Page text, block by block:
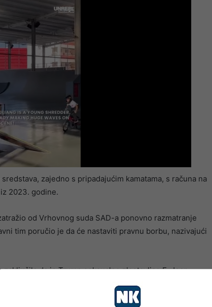
zajedno s pripadajućim kamatama, s računa na
2023. godine.
od Vrhovnog suda SAD-a ponovno razmatranje
tim poručio je da će nastaviti pravnu borbu, nazivajući
da je Trump seksualno zlostavljao E. Jean
te da ju je kasnije oklevetao negirajući njene
početka odbacivao sve optužbe.